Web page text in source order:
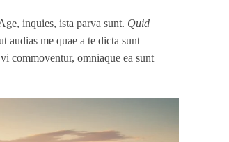
inquies, ista parva sunt. Quid
audias me quae a te dicta sunt
commoventur, omniaque ea sunt